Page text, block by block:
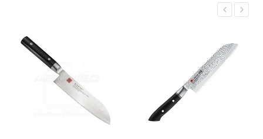
Previous
Next